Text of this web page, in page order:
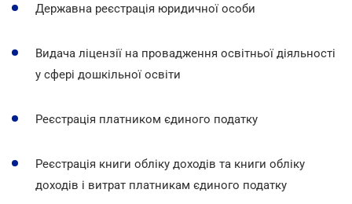
Державна реєстрація юридичної особи
Видача ліцензії на провадження освітньої діяльності
у сфері дошкільної освіти
Реєстрація платником єдиного податку
Реєстрація книги обліку доходів та книги обліку
доходів і витрат платникам єдиного податку